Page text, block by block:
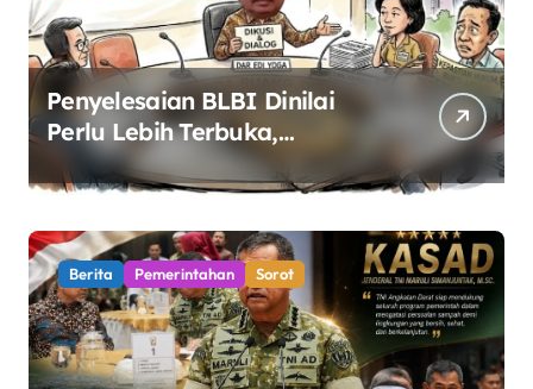
Penyelesaian BLBI Dinilai
Perlu Lebih Terbuka,
Pemerintah Diminta Buka
Ruang Dialog
Berita Pemerintahan Sorot